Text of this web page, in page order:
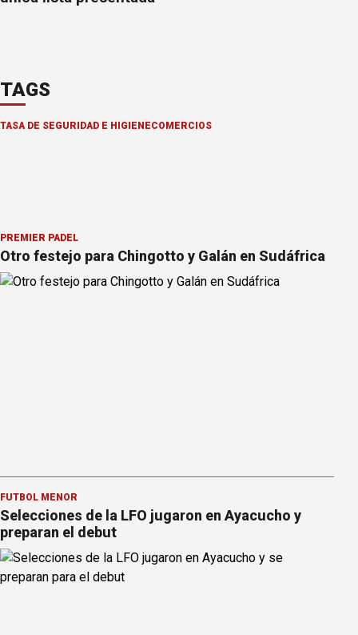
TAGS
TASA DE SEGURIDAD E HIGIENECOMERCIOS
PREMIER PÁDEL
Otro festejo para Chingotto y Galán en Sudáfrica
FÚTBOL MENOR
Selecciones de la LFO jugaron en Ayacucho y
preparan el debut